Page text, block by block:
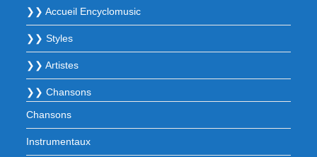
❯❯ Accueil Encyclomusic
❯❯ Styles
❯❯ Artistes
❯❯ Chansons
Chansons
Instrumentaux